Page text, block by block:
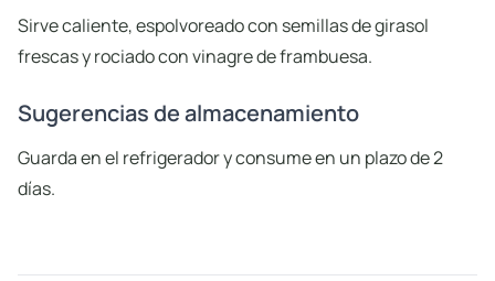
Sirve caliente, espolvoreado con semillas de girasol
frescas y rociado con vinagre de frambuesa.
Sugerencias de almacenamiento
Guarda en el refrigerador y consume en un plazo de 2
días.